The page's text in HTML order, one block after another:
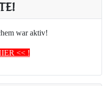
war aktiv!
<< !